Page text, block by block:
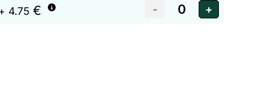
4.75 €